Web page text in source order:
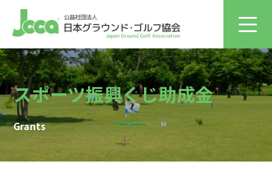
スポーツ振興くじ助成金
Grants